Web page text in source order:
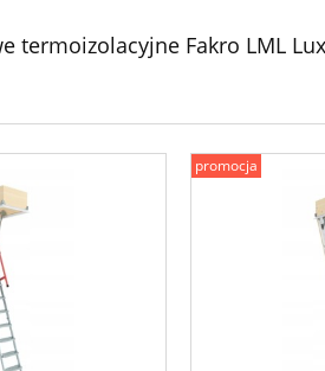
termoizolacyjne Fakro LML
promocja